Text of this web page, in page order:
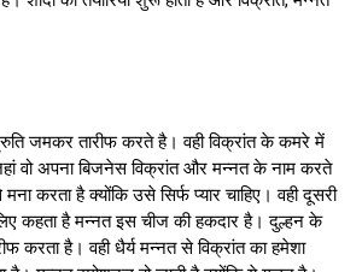
जमकर तारीफ करते है। वही विक्रांत के कमरे में
वो अपना बिजनेस विक्रांत और मन्नत के नाम करते
करता है क्योंकि उसे सिर्फ प्यार चाहिए। वही दूसरी
कहता है मन्नत इस चीज की हकदार है। दुल्हन के
करता है। वही धैर्य मन्नत से विक्रांत का हमेशा